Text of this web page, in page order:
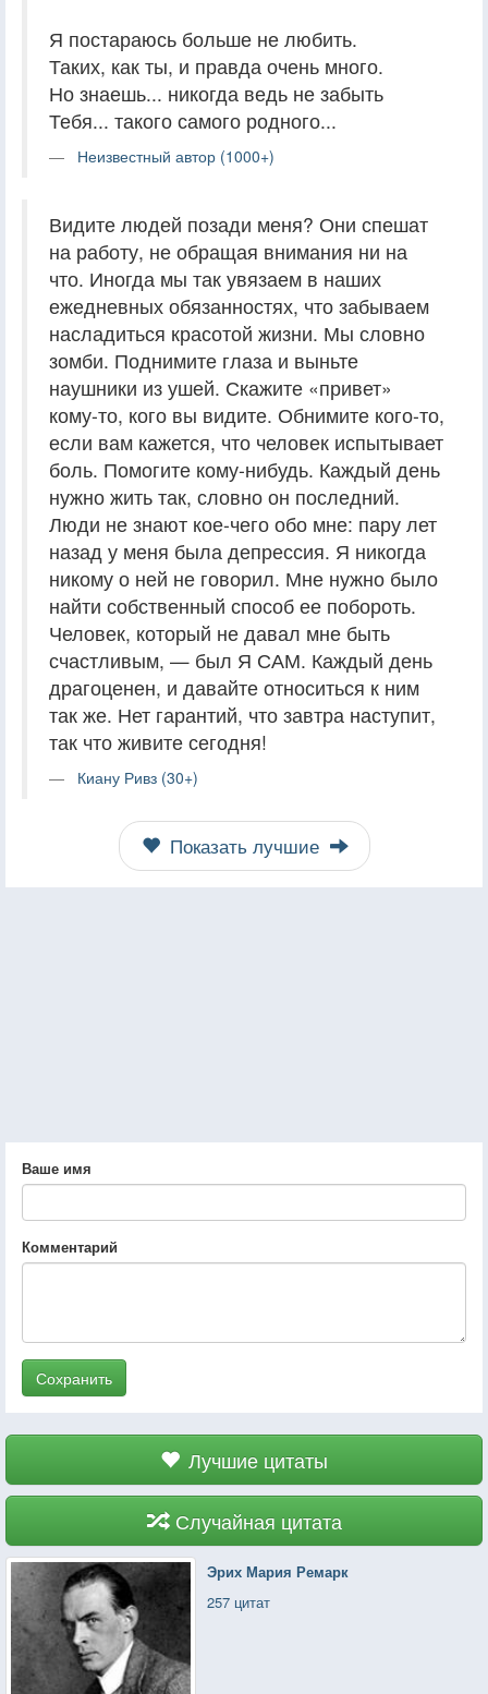
Я постараюсь больше не любить.
Таких, как ты, и правда очень много.
Но знаешь... никогда ведь не забыть
Тебя... такого самого родного...
Неизвестный автор (1000+)
Видите людей позади меня? Они спешат
на работу, не обращая внимания ни на
что. Иногда мы так увязаем в наших
ежедневных обязанностях, что забываем
насладиться красотой жизни. Мы словно
зомби. Поднимите глаза и выньте
наушники из ушей. Скажите «привет»
кому-то, кого вы видите. Обнимите кого-то,
если вам кажется, что человек испытывает
боль. Помогите кому-нибудь. Каждый день
нужно жить так, словно он последний.
Люди не знают кое-чего обо мне: пару лет
назад у меня была депрессия. Я никогда
никому о ней не говорил. Мне нужно было
найти собственный способ ее побороть.
Человек, который не давал мне быть
счастливым, — был Я САМ. Каждый день
драгоценен, и давайте относиться к ним
так же. Нет гарантий, что завтра наступит,
так что живите сегодня!
Киану Ривз (30+)
Показать лучшие
Ваше имя
Комментарий
Сохранить
Лучшие цитаты
Случайная цитата
Эрих Мария Ремарк
257 цитат